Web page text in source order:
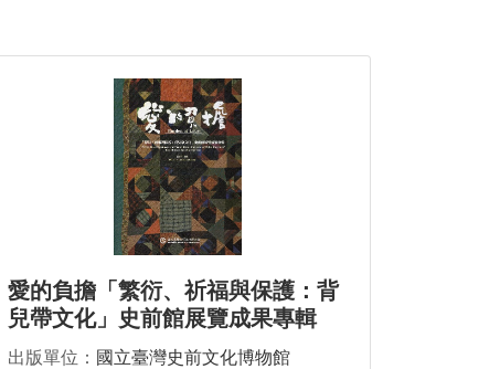
愛的負擔「繁衍、祈福與保護：背
兒帶文化」史前館展覽成果專輯
出版單位： 國立臺灣史前文化博物館